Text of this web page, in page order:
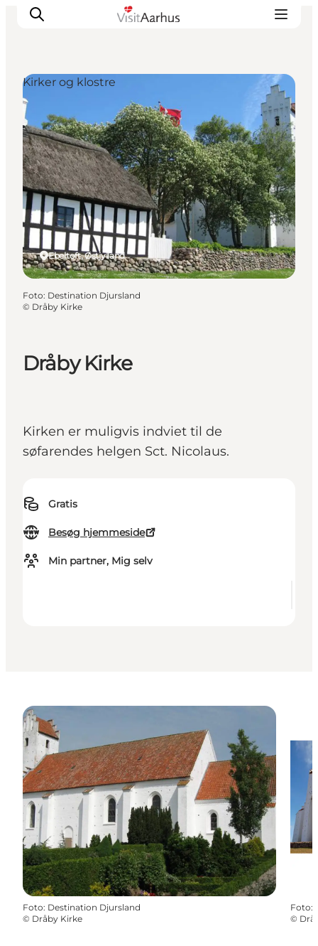
Oplevelser
Kalender
Byer og steder
Planlæg ferien
Transport
Dråby Kirke
Kirken er muligvis indviet til de
søfarendes helgen Sct. Nicolaus.
Gratis
Besøg hjemmeside
Min partner, Mig selv
Ebeltoft, Østjylland
Kirker og klostre
Foto: Destination Djursland
© Dråby Kirke
Foto: Destination Djursland
© Dråby Kirke
Foto:
©